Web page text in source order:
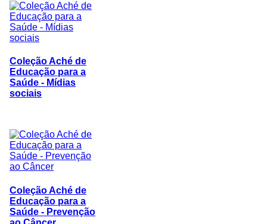
Coleção Aché de
Educação para a
Saúde - Mídias
sociais
Coleção Aché de
Educação para a
Saúde - Prevenção